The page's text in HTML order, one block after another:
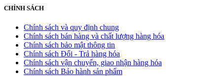
CHÍNH SÁCH
Chính sách và quy định chung
Chính sách bán hàng và chất lượng hàng hóa
Chính sách bảo mật thông tin
Chính sách Đổi - Trả hàng hóa
Chính sách vận chuyển, giao nhận hàng hóa
Chính sách Bảo hành sản phẩm